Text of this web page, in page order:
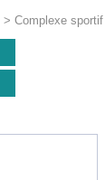
> Complexe sportif